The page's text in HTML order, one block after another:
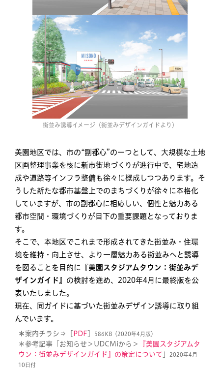
街並み誘導イメージ（街並みデザインガイドより）
美園地区では、市の“副都心”の一つとして、大規模な土地
区画整理事業を核に新市街地づくりが進行中で、宅地造
成や道路等インフラ整備も徐々に概成しつつあります。そ
うした新たな都市基盤上でのまちづくりが徐々に本格化
していますが、市の副都心に相応しい、個性と魅力ある
都市空間・環境づくりが目下の重要課題となっておりま
す。
そこで、本地区でこれまで形成されてきた街並み・住環
境を維持・向上させ、より一層魅力ある街並みへと誘導
を図ることを目的に『美園スタジアムタウン：街並みデ
ザインガイド 』の検討を進め、2020年4月に最終版を公
表いたしました。
現在、同ガイドに基づいた街並みデザイン誘導に取り組
んでいます。
＊ 案内チラシ⇒［ PDF 586KB（2020年4月版）
＊参考記事「お知らせ＞UDCMiから＞
『美園スタジアムタ
ウン：街並みデザインガイド』の策定について
2020年4月
10日付